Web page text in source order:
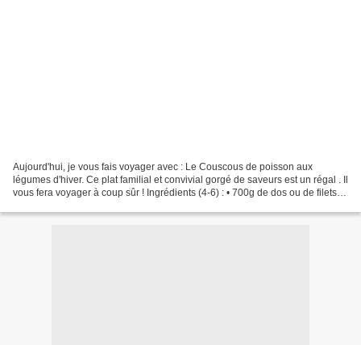
Aujourd'hui, je vous fais voyager avec : Le Couscous de poisson aux
légumes d'hiver. Ce plat familial et convivial gorgé de saveurs est un régal . Il
vous fera voyager à coup sûr ! Ingrédients (4-6) : • 700g de dos ou de filets